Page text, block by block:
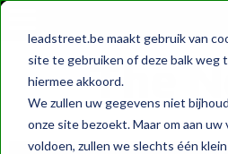
leadstreet.be maakt gebruik van
site te gebruiken of deze balk weg
hiermee akkoord.
We zullen uw gegevens niet
onze site bezoekt. Maar om aan
voldoen, zullen we slechts één